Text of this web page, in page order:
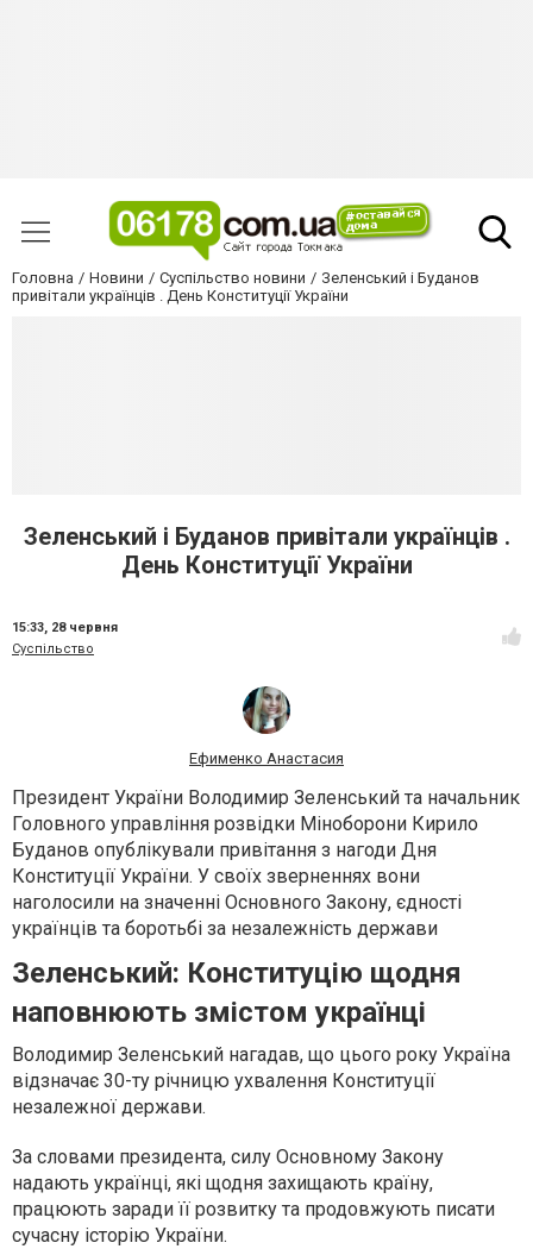
Головна Новини Суспільство новини
Зеленський і Буданов
привітали українців . День Конституції України
Зеленський і Буданов привітали українців .
День Конституції України
15:33, 28 червня
Суспільство
Ефименко Анастасия
Президент України Володимир Зеленський та начальник
Головного управління розвідки Міноборони Кирило
Буданов опублікували привітання з нагоди Дня
Конституції України. У своїх зверненнях вони
наголосили на значенні Основного Закону, єдності
українців та боротьбі за незалежність держави
Зеленський: Конституцію щодня
наповнюють змістом українці
Володимир Зеленський нагадав, що цього року Україна
відзначає 30-ту річницю ухвалення Конституції
незалежної держави.
За словами президента, силу Основному Закону
надають українці, які щодня захищають країну,
працюють заради її розвитку та продовжують писати
сучасну історію України.